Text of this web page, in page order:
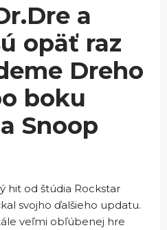
a
opäť raz
Dreho
boku
Snoop
hit od štúdia Rockstar
svojho ďalšieho updatu.
veľmi obľúbenej hre